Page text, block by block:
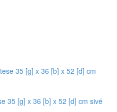
35 [g] x 36 [b] x 52 [d] cm sivé